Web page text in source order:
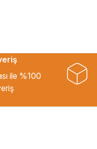
ile %100